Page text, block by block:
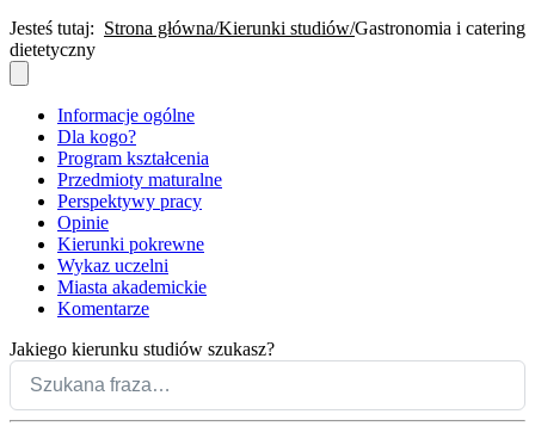
Jesteś tutaj: Strona główna Kierunki studiów Gastronomia i catering
dietetyczny
Informacje ogólne
Dla kogo?
Program kształcenia
Przedmioty maturalne
Perspektywy pracy
Opinie
Kierunki pokrewne
Wykaz uczelni
Miasta akademickie
Komentarze
Jakiego kierunku studiów szukasz?